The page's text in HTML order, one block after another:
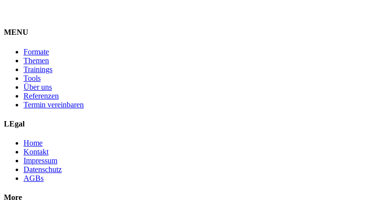
MENU
Formate
Themen
Trainings
Tools
Über uns
Referenzen
Termin vereinbaren
LEgal
Home
Kontakt
Impressum
Datenschutz
AGBs
More